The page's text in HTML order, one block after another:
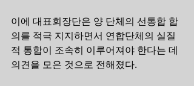
이에 대표회장단은 양 단체의 선통합 합
의를 적극 지지하면서 연합단체의 실질
적 통합이 조속히 이루어져야 한다는 데
의견을 모은 것으로 전해졌다.